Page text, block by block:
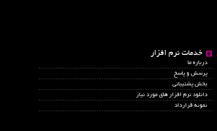
خدمات نرم افزار
درباره ما
پرسش و پاسخ
بخش پشتیبانی
دانلود نرم افزار های مورد نیاز
نمونه قرارداد